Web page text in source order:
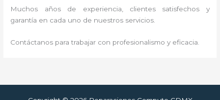
Muchos años de experiencia, clientes satisfechos y
garantía en cada uno de nuestros servicios.
Contáctanos para trabajar con profesionalismo y eficacia.